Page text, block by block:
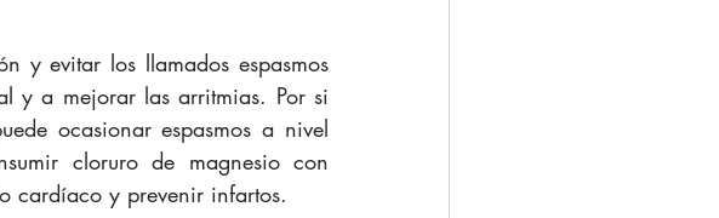
y evitar los llamados espasmos
y a mejorar las arritmias. Por si
ocasionar espasmos a nivel
cloruro de magnesio con
cardíaco y prevenir infartos.